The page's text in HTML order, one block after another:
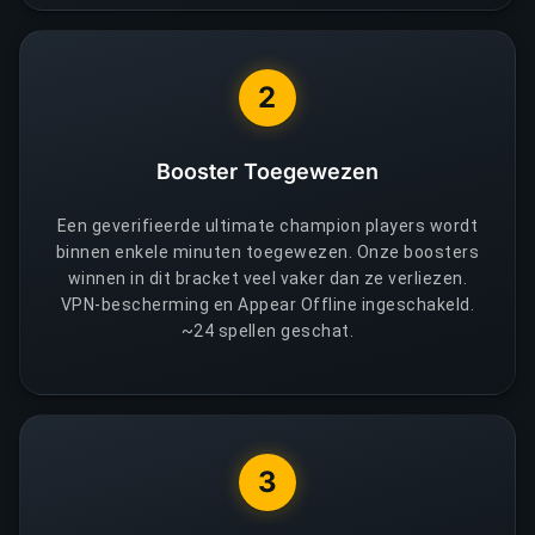
2
Booster Toegewezen
Een geverifieerde ultimate champion players wordt
binnen enkele minuten toegewezen. Onze boosters
winnen in dit bracket veel vaker dan ze verliezen.
VPN-bescherming en Appear Offline ingeschakeld.
~24 spellen geschat.
3